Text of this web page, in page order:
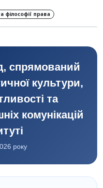
філософії права
спрямований
культури,
та
комунікацій
року